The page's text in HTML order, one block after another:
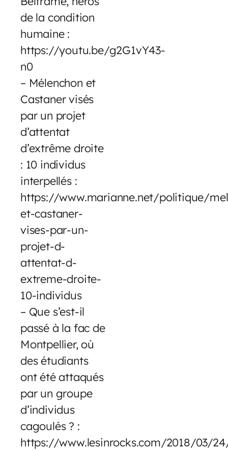
de la condition
humaine :
https://youtu.be/g2G1vY43-
n0
– Mélenchon et
Castaner visés
par un projet
d’attentat
d’extrême droite
: 10 individus
interpellés :
https://www.marianne.net/politique/
et-castaner-
vises-par-un-
projet-d-
attentat-d-
extreme-droite-
10-individus
– Que s’est-il
passé à la fac de
Montpellier, où
des étudiants
ont été attaqués
par un groupe
d’individus
cagoulés ? :
https://www.lesinrocks.com/2018/03/